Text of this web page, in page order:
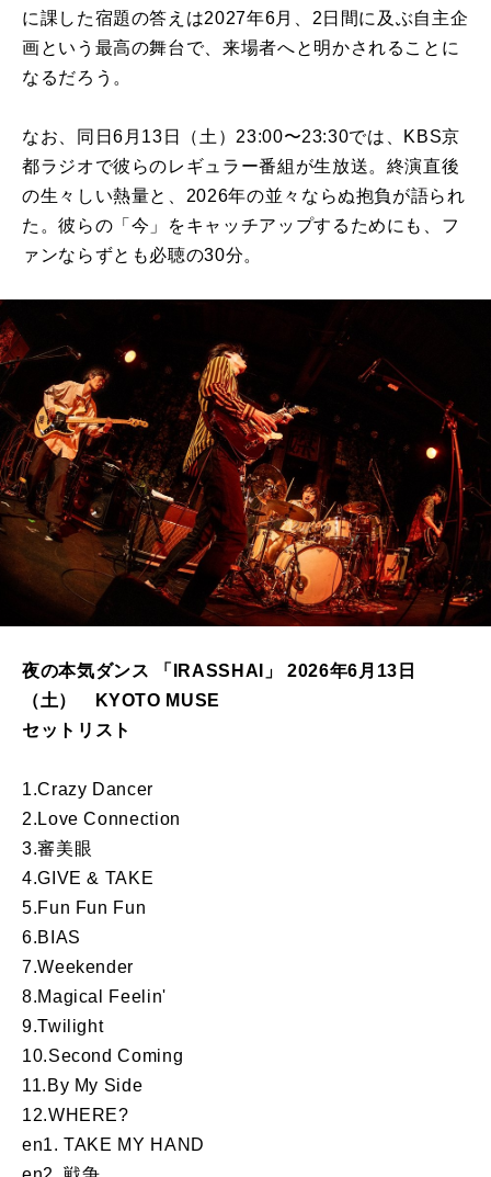
に課した宿題の答えは2027年6月、2日間に及ぶ自主企
画という最高の舞台で、来場者へと明かされることに
なるだろう。
なお、同日6月13日（土）23:00〜23:30では、KBS京
都ラジオで彼らのレギュラー番組が生放送。終演直後
の生々しい熱量と、2026年の並々ならぬ抱負が語られ
た。彼らの「今」をキャッチアップするためにも、フ
ァンならずとも必聴の30分。
夜の本気ダンス 「IRASSHAI」 2026年6月13日
（土） KYOTO MUSE
セットリスト
1.Crazy Dancer
2.Love Connection
3.審美眼
4.GIVE & TAKE
5.Fun Fun Fun
6.BIAS
7.Weekender
8.Magical Feelin'
9.Twilight
10.Second Coming
11.By My Side
12.WHERE?
en1. TAKE MY HAND